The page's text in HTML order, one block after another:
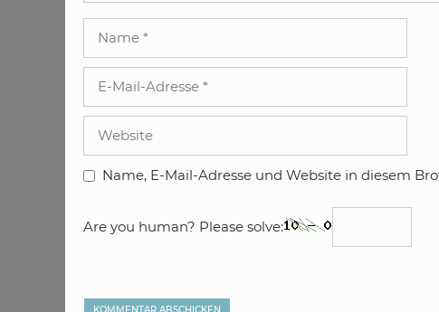
Adresse
Name, E-Mail-Adresse und Website in diesem
Are you human? Please solve: